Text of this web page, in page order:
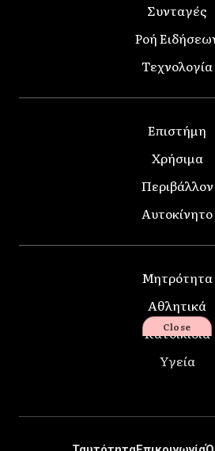
Συνταγές
Ροή
Τεχνολογία
Επιστήμη
Χρήσιμα
Περιβάλλον
Αυτοκίνητο
Μητρότητα
Αθλητικά
Κατοικίδια
Υγεία
Close